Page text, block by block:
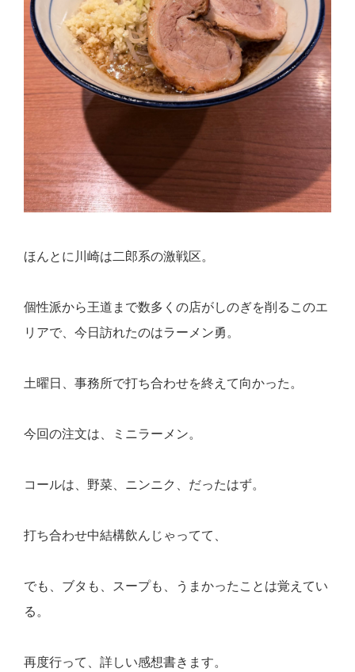
ほんとに川崎は二郎系の激戦区。
個性派から王道まで数多くの店がしのぎを削るこのエ
リアで、今日訪れたのはラーメン勇 。
土曜日、事務所で打ち合わせを終えて向かった。
今回の注文は、 ミニラーメン。
コールは、 野菜、ニンニク 、だったはず。
打ち合わせ中結構飲んじゃってて、
でも、ブタも、スープも、うまかったことは覚えてい
る。
再度行って、詳しい感想書きます。